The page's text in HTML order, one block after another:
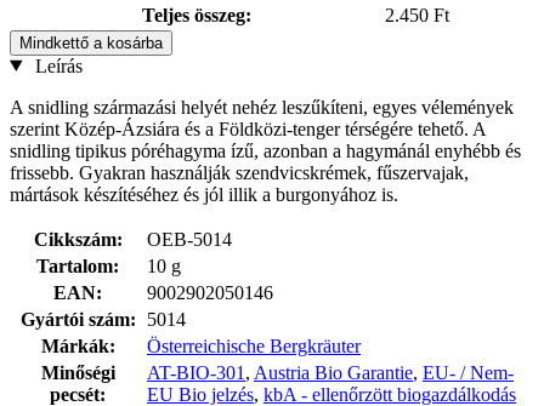
Teljes összeg:
2.450 Ft
Mindkettő a kosárba
Leírás
A snidling származási helyét nehéz leszűkíteni, egyes vélemények
szerint Közép-Ázsiára és a Földközi-tenger térségére tehető. A
snidling tipikus póréhagyma ízű, azonban a hagymánál enyhébb és
frissebb. Gyakran használják szendvicskrémek, fűszervajak,
mártások készítéséhez és jól illik a burgonyához is.
Cikkszám:
OEB-5014
Tartalom:
10 g
EAN:
9002902050146
Gyártói szám:
5014
Márkák:
Österreichische Bergkräuter
Minőségi
pecsét:
AT-BIO-301 , Austria Bio Garantie, EU- / Nem-
EU Bio jelzés, kbA - ellenőrzött biogazdálkodás